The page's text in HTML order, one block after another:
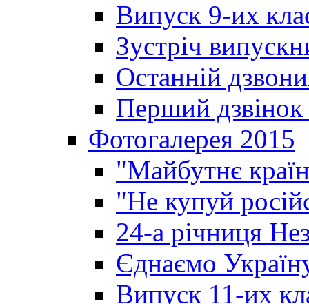
Випуск 9-их
Зустріч
Останній
Перший
Фотогалерея 2015
"Майбутнє
"Не купуй
24-а річниця
Єднаємо
Випуск 11-их